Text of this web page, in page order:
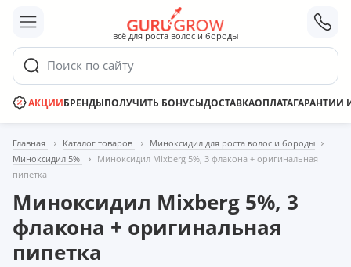
всё для роста волос и бороды
Поиск по сайту
АКЦИИБРЕНДЫПОЛУЧИТЬ БОНУСЫДОСТАВКАОПЛАТАГАРАНТИИ
Главная Каталог товаров
Миноксидил для роста волос и бороды
Миноксидил 5%
Миноксидил Mixberg 5%, 3 флакона + оригинальная
пипетка
Миноксидил Mixberg 5%, 3
флакона + оригинальная
пипетка